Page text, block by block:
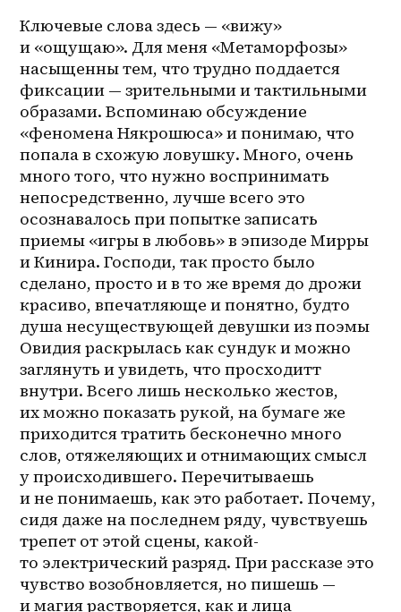
Ключевые слова здесь — «вижу»
и «ощущаю». Для меня «Метаморфозы»
насыщенны тем, что трудно поддается
фиксации — зрительными и тактильными
образами. Вспоминаю обсуждение
«феномена Някрошюса» и понимаю, что
попала в схожую ловушку. Много, очень
много того, что нужно воспринимать
непосредственно, лучше всего это
осознавалось при попытке записать
приемы «игры в любовь» в эпизоде Мирры
и Кинира. Господи, так просто было
сделано, просто и в то же время до дрожи
красиво, впечатляюще и понятно, будто
душа несуществующей девушки из поэмы
Овидия раскрылась как сундук и можно
заглянуть и увидеть, что просходитт
внутри. Всего лишь несколько жестов,
их можно показать рукой, на бумаге же
приходится тратить бесконечно много
слов, отяжеляющих и отнимающих смысл
у происходившего. Перечитываешь
и не понимаешь, как это работает. Почему,
сидя даже на последнем ряду, чувствуешь
трепет от этой сцены, какой-
то электрический разряд. При рассказе это
чувство возобновляется, но пишешь —
и магия растворяется, как и лица